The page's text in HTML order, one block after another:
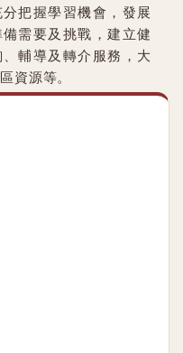
把握學習機會，發展
需要及挑戰，建立健
輔導及轉介服務，大
資源等。